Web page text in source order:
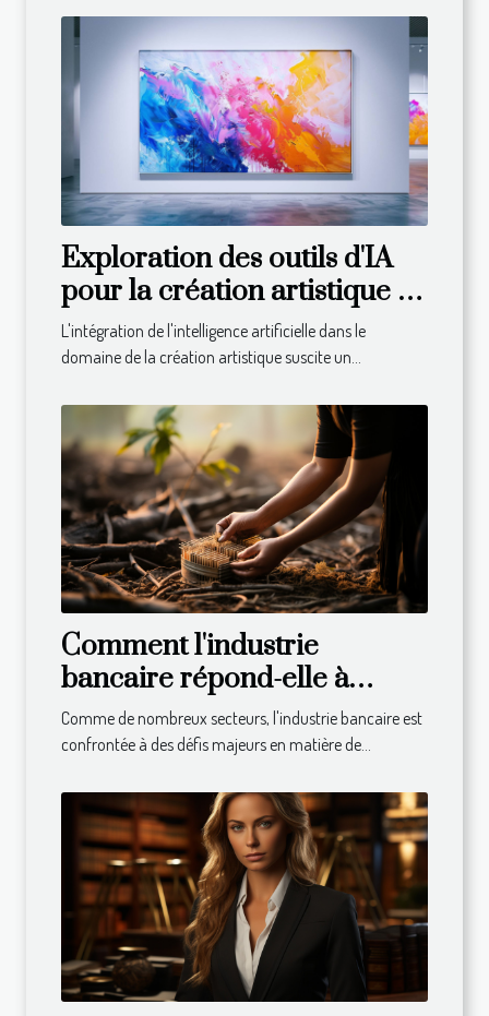
Exploration des outils d'IA
pour la création artistique :
avantages et limites
L'intégration de l'intelligence artificielle dans le
domaine de la création artistique suscite un...
Comment l'industrie
bancaire répond-elle à
l'appel du développement
durable ?
Comme de nombreux secteurs, l'industrie bancaire est
confrontée à des défis majeurs en matière de...